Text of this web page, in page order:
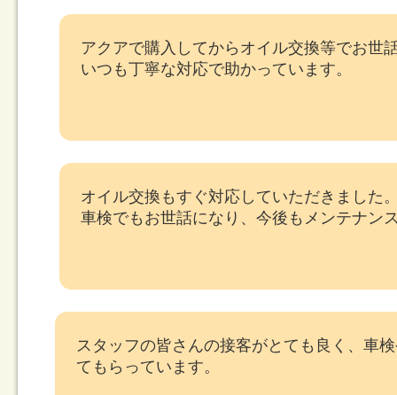
アクアで購入してからオイル交換等でお世
いつも丁寧な対応で助かっています。
オイル交換もすぐ対応していただきました
車検でもお世話になり、今後もメンテナン
スタッフの皆さんの接客がとても良く、車
てもらっています。